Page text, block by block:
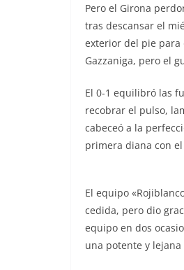
Pero el Girona
tras descansar el
exterior del pie para
Gazzaniga, pero el
El 0-1 equilibró las
recobrar el pulso,
cabeceó a la
primera diana con
El equipo
cedida, pero dio
equipo en dos
una potente y